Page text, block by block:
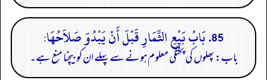
85. بَابُ بَيْعِ الثِّمَارِ قَبْلَ أَنْ يَبْدُوَ صَلاَحُهَا:
باب: پھلوں کی پختگی معلوم ہونے سے پہلے ان کو بیچنا منع ہے۔